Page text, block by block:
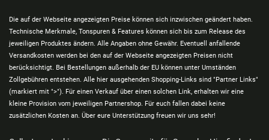
Die auf der Webseite angezeigten Preise können sich inzwischen geändert haben.
Technische Merkmale, Tonspuren & Features können sich bis zum Release des
jeweiligen Produktes ändern. Alle Angaben ohne Gewähr. Eventuell anfallende
Versandkosten werden bei den auf der Webseite angezeigten Preisen nicht
berücksichtigt. Bei Bestellungen außerhalb der EU können unter Umständen
Zollgebühren entstehen. Alle hier ausgehenden Shopping-Links sind "Partner Links"
(markiert mit ">"). Für einen Verkauf über einen solchen Link, erhalten wir eine
kleine Provision vom jeweiligen Partnershop. Für euch fallen dabei keine
zusätzlichen Kosten an. Über eure Unterstützung freuen wir uns sehr!